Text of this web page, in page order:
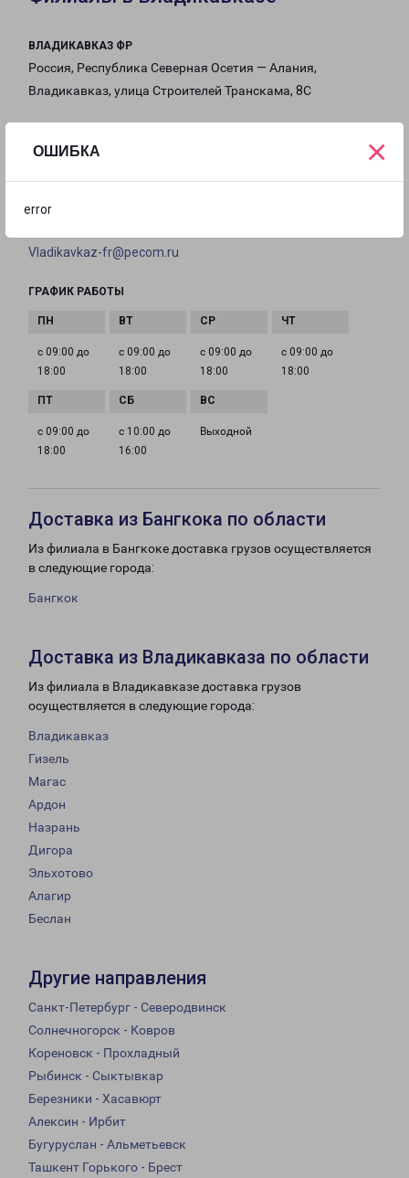
ОШИБКА
error
×
ВЛАДИКАВКАЗ ФР
Россия, Республика Северная Осетия — Алания,
Владикавказ, улица Строителей Транскама, 8С
Vladikavkaz-fr@pecom.ru
ГРАФИК РАБОТЫ
с 09:00 до
18:00
с 09:00 до
18:00
с 09:00 до
18:00
с 09:00 до
18:00
с 09:00 до
18:00
с 10:00 до
16:00
Выходной
Доставка из Бангкока по области
Из филиала в Бангкоке доставка грузов осуществляется
в следующие города:
Бангкок
Доставка из Владикавказа по области
Из филиала в Владикавказе доставка грузов
осуществляется в следующие города:
Владикавказ
Гизель
Магас
Ардон
Назрань
Дигора
Эльхотово
Алагир
Беслан
Другие направления
Санкт-Петербург - Северодвинск
Солнечногорск - Ковров
Кореновск - Прохладный
Рыбинск - Сыктывкар
Березники - Хасавюрт
Алексин - Ирбит
Бугуруслан - Альметьевск
Ташкент Горького - Брест